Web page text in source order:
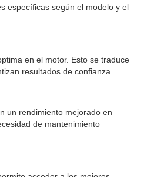
específicas según el modelo y el
en el motor. Esto se traduce
resultados de confianza.
un rendimiento mejorado en
de mantenimiento